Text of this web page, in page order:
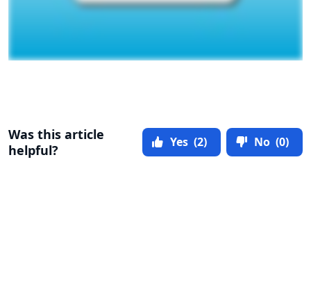
Was this article
helpful?
Yes (2) No (0)